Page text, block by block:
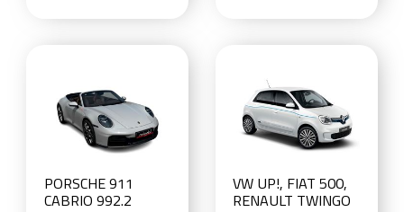
PORSCHE 911
CABRIO 992.2
VW UP!, FIAT 500,
RENAULT TWINGO